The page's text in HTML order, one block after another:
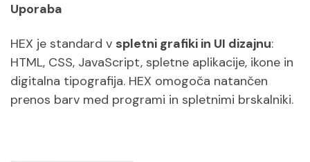
Uporaba
HEX je standard v spletni grafiki in UI dizajnu:
HTML, CSS, JavaScript, spletne aplikacije, ikone in
digitalna tipografija. HEX omogoča natančen
prenos barv med programi in spletnimi brskalniki.